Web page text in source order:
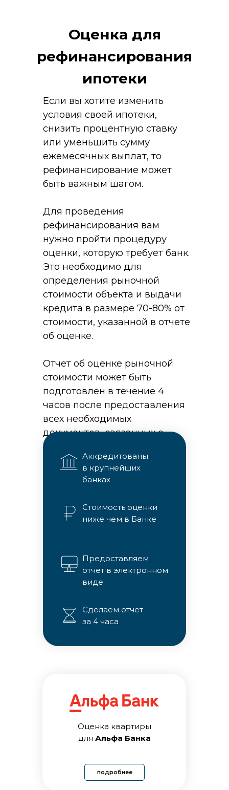
Аккредитованы
в крупнейших
банках
Предоставляем
отчет в электронном
виде
Стоимость оценки
ниже чем в Банке
Сделаем отчет
за 4 часа
Оценка для
рефинансирования
ипотеки
Если вы хотите изменить
условия своей ипотеки,
снизить процентную ставку
или уменьшить сумму
ежемесячных выплат, то
рефинансирование может
быть важным шагом.
Для проведения
рефинансирования вам
нужно пройти процедуру
оценки, которую требует банк.
Это необходимо для
определения рыночной
стоимости объекта и выдачи
кредита в размере 70-80% от
стоимости, указанной в отчете
об оценке.
Отчет об оценке рыночной
стоимости может быть
подготовлен в течение 4
часов после предоставления
всех необходимых
документов, связанных с
объектом.
Документы
для оценки
Документы вы можете отправить
Для удобства загрузите
Оценка квартиры
для Альфа Банка
подробнее